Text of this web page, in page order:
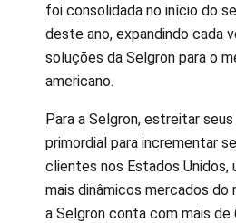
foi consolidada no início do
deste ano, expandindo cada
soluções da Selgron para o
americano.
Para a Selgron, estreitar
primordial para incrementar
clientes nos Estados Unidos,
mais dinâmicos mercados do
a Selgron conta com mais de